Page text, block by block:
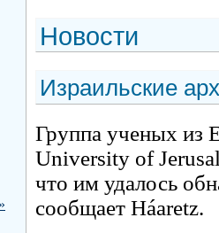
Новости
Израильские
Группа ученых из
University of
что им удалось
сообщает Háaretz.